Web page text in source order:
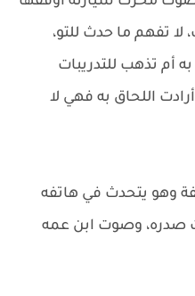
لا تفهم ما حدث للتو،
أم تذهب للتدريبات
اللحاق به فهي لا
وهو يتحدث في هاتفه
صدره، وصوت ابن عمه